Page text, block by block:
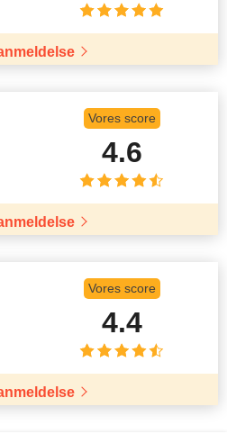
Vores score
4.6
Vores score
4.4